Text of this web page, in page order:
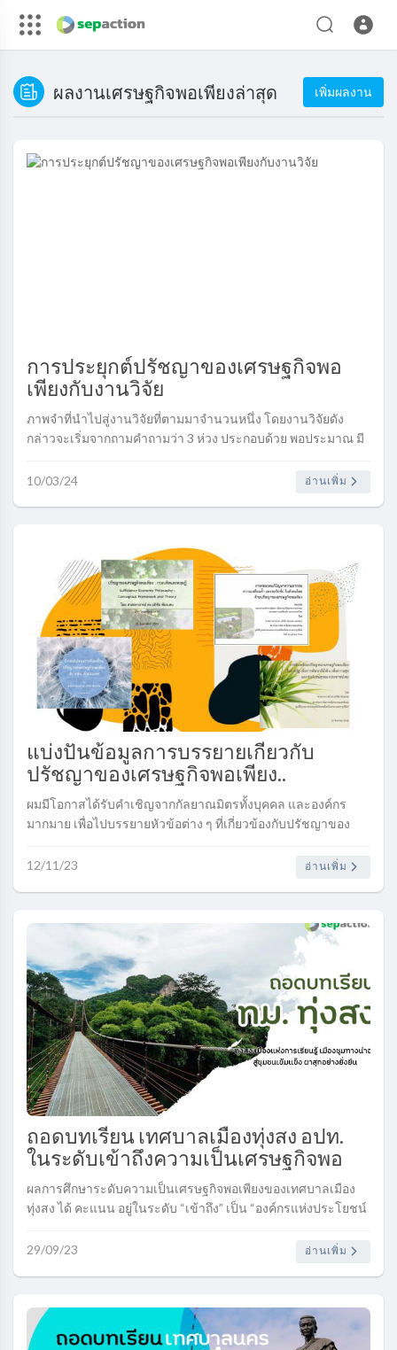
ผลงานเศรษฐกิจพอเพียงล่าสุด เพิ่มผลงาน
การประยุกต์ปรัชญาของเศรษฐกิจพอ
เพียงกับงานวิจัย
ภาพจำที่นำไปสู่งานวิจัยที่ตามมาจำนวนหนึ่ง โดยงานวิจัยดัง
กล่าวจะเริ่มจากถามคำถามว่า 3 ห่วง ประกอบด้วย พอประมาณ มี
10/03/24
อ่านเพิ่ม
แบ่งปันข้อมูลการบรรยายเกี่ยวกับ
ปรัชญาของเศรษฐกิจพอเพียง..
ผมมีโอกาสได้รับคำเชิญจากกัลยาณมิตรทั้งบุคคล และองค์กร
มากมาย เพื่อไปบรรยายหัวข้อต่าง ๆ ที่เกี่ยวข้องกับปรัชญาของ
ใช้....
12/11/23 อ่านเพิ่ม
ถอดบทเรียน เทศบาลเมืองทุ่งสง อปท.
ในระดับเข้าถึงความเป็นเศรษฐกิจพอ
เพียง......
ผลการศึกษาระดับความเป็นเศรษฐกิจพอเพียงของเทศบาลเมือง
ทุ่งสง ได้ คะแนน อยู่ในระดับ “เข้าถึง” เป็น “องค์กรแห่งประโยชน์
29/09/23
อ่านเพิ่ม